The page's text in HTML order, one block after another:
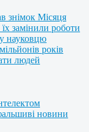
знімок Місяця
замінили роботи
науковцю
років
людей
новини